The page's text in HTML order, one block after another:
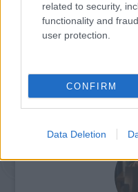
related to security,
functionality and
user protection.
CONFIRM
Data Deletion
SZEMBE